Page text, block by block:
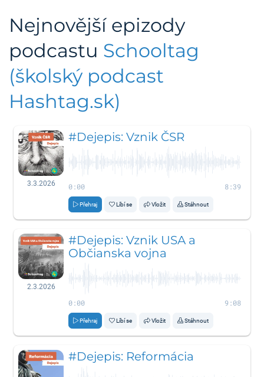
Nejnovější epizody
podcastu Schooltag
(školský podcast
Hashtag.sk)
3.3.2026
#Dejepis: Vznik ČSR
0:00 8:39
Přehraj Líbí se Vložit Stáhnout
2.3.2026
#Dejepis: Vznik USA a
Občianska vojna
0:00 9:08
Přehraj Líbí se Vložit Stáhnout
#Dejepis: Reformácia